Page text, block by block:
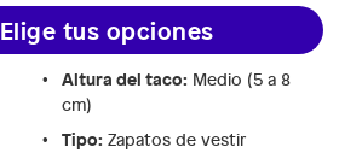
Elige tus opciones
Altura del taco: Medio (5 a 8
cm)
Tipo: Zapatos de vestir